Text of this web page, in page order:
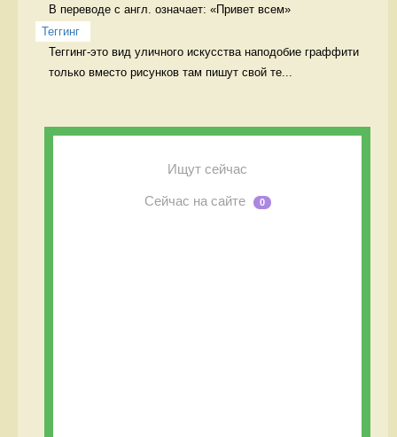
В переводе с англ. означает: «Привет всем»
Теггинг
Теггинг-это вид уличного искусства наподобие граффити
только вместо рисунков там пишут свой те...
Ищут сейчас
Сейчас на сайте 0